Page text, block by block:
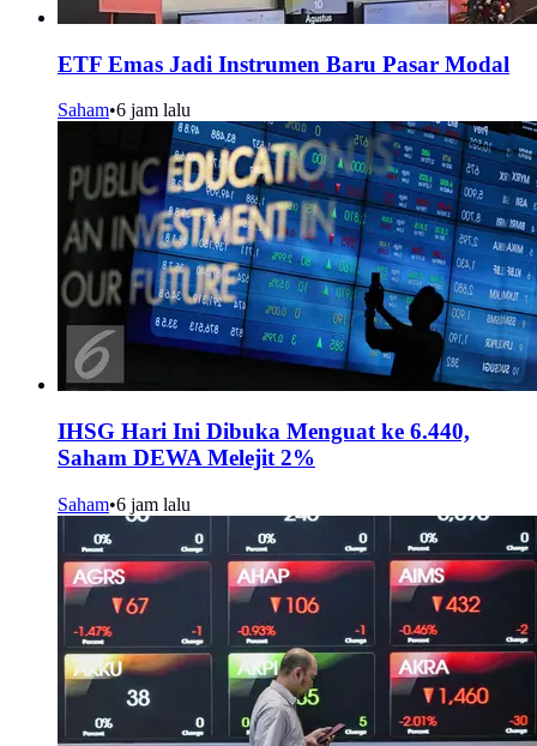
ETF Emas Jadi Instrumen Baru Pasar Modal
Saham•6 jam lalu
IHSG Hari Ini Dibuka Menguat ke 6.440,
Saham DEWA Melejit 2%
Saham•6 jam lalu